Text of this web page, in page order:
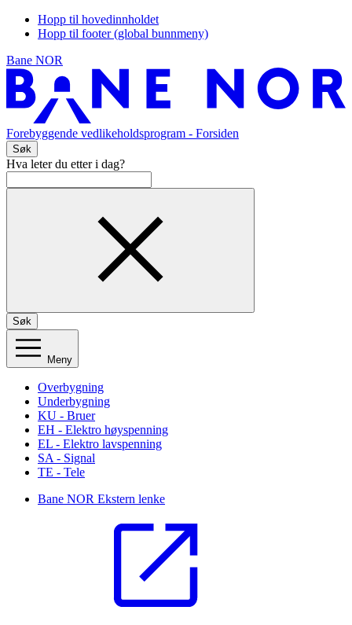
Hopp til hovedinnholdet
Hopp til footer (global bunnmeny)
Bane NOR
Forebyggende vedlikeholdsprogram - Forsiden
Søk
Hva leter du etter i dag?
Søk
Meny
Overbygning
Underbygning
KU - Bruer
EH - Elektro høyspenning
EL - Elektro lavspenning
SA - Signal
TE - Tele
Bane NOR Ekstern lenke